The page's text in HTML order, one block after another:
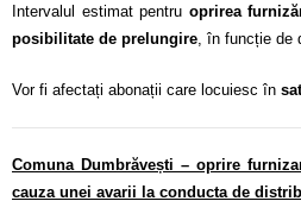
Intervalul estimat pentru oprirea
posibilitate de prelungire , în funcție de
Vor fi afectați abonații care locuiesc în
Comuna Dumbrăvești – oprire
cauza unei avarii la conducta de